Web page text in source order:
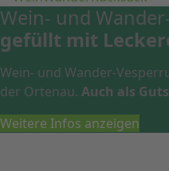
Wein- und
gefüllt mit
Wein- und Wander-
der Ortenau. Auch als
Weitere Infos anzeigen